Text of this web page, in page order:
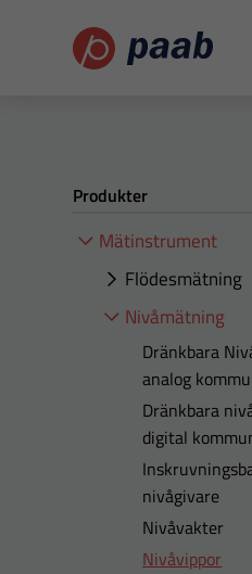
Produkter
Mätinstrument
Flödesmätning
Nivåmätning
Dränkbara
analog
Dränkbara
digital
nivågivare
Nivåvakter
Nivåvippor